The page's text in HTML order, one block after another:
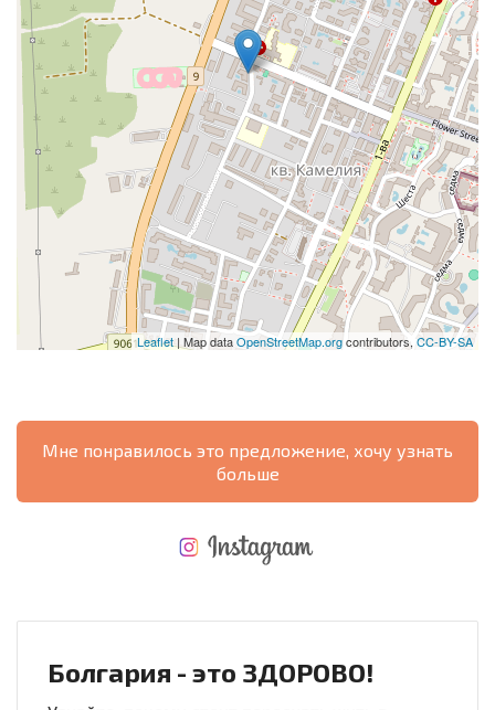
Leaflet | Map dataOpenStreetMap.orgcontributors, CC-BY-SA
Мне понравилось это предложение, хочу узнать
больше
Болгария - это ЗДОРОВО!